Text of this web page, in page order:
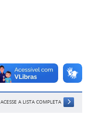
ACESSE A LISTA COMPLETA